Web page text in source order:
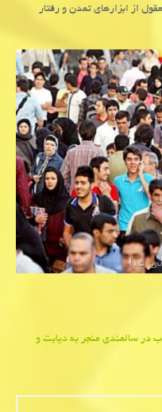
از ابزارهای تمدن و رفتار
سالمندی منجر به دیابت و